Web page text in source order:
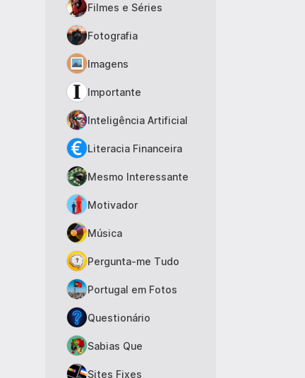
Filmes e Séries
Fotografia
Imagens
Importante
Inteligência Artificial
Literacia Financeira
Mesmo Interessante
Motivador
Música
Pergunta-me Tudo
Portugal em Fotos
Questionário
Sabias Que
Sites Fixes